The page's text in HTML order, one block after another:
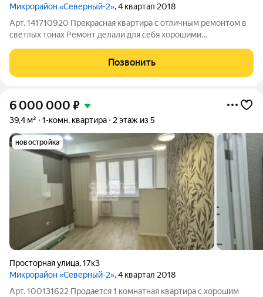
Микрорайон «Северный-2», 4 квартал 2018
Арт. 141710920 Прекрасная квартира с отличным ремонтом в
светлых тонах Ремонт делали для себя хорошими
и мебель.просторная спальня с зоной дивана и двуспальной
кроватью светлая большая кухня
Позвонить
6 000 000 ₽
39,4 м² 1-комн. квартира 2 этаж из 5
новостройка
Просторная улица,17к3
Микрорайон «Северный-2», 4 квартал 2018
Арт. 100131622 Продается 1 комнатная квартира с хорошим